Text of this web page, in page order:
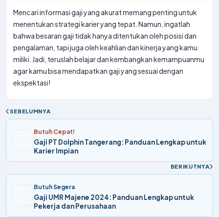
pengalaman, tapi juga oleh keahlian dan kinerja yang kamu
miliki. Jadi, teruslah belajar dan kembangkan kemampuanmu
agar kamu bisa mendapatkan gaji yang sesuai dengan
ekspektasi!
Butuh Cepat!
Gaji PT Dolphin Tangerang: Panduan Lengkap untuk
Karier Impian
Butuh Segera
Gaji UMR Majene 2024: Panduan Lengkap untuk
Pekerja dan Perusahaan
Artikel Lainnya yang Relevan